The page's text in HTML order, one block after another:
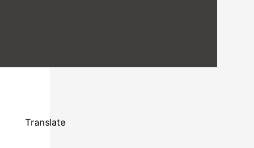
Translate